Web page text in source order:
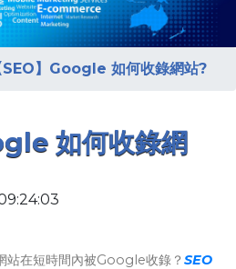
SEO】Google 如何收錄網站?
如何收錄網
站在短時間內被Google收錄？ SEO